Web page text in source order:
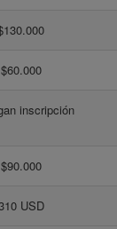
$60.000
inscripción
$90.000
USD